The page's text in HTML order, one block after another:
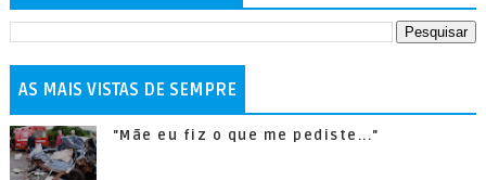
AS MAIS VISTAS DE SEMPRE
"Mãe eu fiz o que me pediste..."